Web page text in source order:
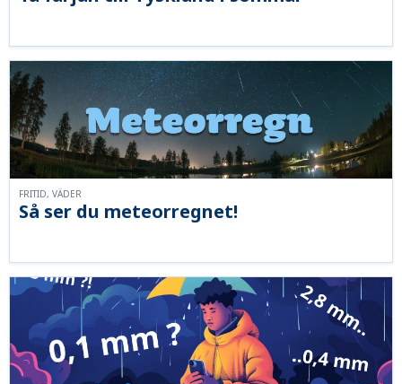
Så ser du meteorregnet!
FRITID, VÄDER